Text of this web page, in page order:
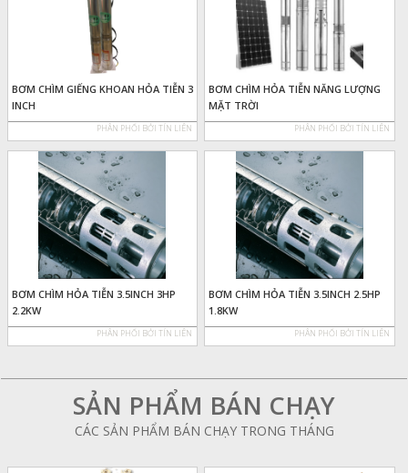
BƠM CHÌM GIẾNG KHOAN HỎA TIỄN 3
INCH
PHÂN PHỐI BỞI TÍN LIÊN
BƠM CHÌM HỎA TIỄN NĂNG LƯỢNG
MẶT TRỜI
PHÂN PHỐI BỞI TÍN LIÊN
BƠM CHÌM HỎA TIỄN 3.5INCH 3HP
2.2KW
PHÂN PHỐI BỞI TÍN LIÊN
BƠM CHÌM HỎA TIỄN 3.5INCH 2.5HP
1.8KW
PHÂN PHỐI BỞI TÍN LIÊN
SẢN PHẨM BÁN CHẠY
CÁC SẢN PHẨM BÁN CHẠY TRONG THÁNG